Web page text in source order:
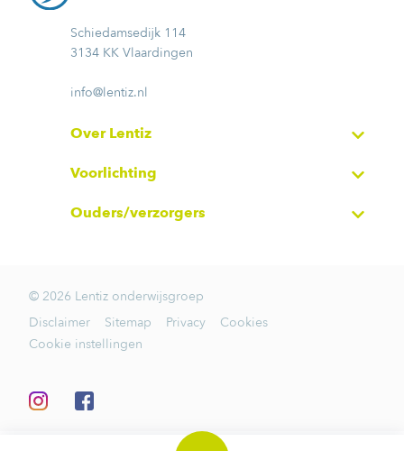
Schiedamsedijk 114
3134 KK Vlaardingen
info@lentiz.nl
Over Lentiz
Voorlichting
Ouders/verzorgers
© 2026 Lentiz onderwijsgroep
Disclaimer
Sitemap Privacy
Cookies
Cookie instellingen